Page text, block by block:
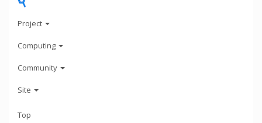
Project
Computing
Community
Site
Top